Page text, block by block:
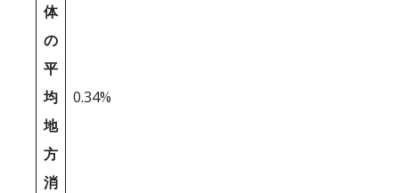
体
の
平
均
地
方
消
0.34%